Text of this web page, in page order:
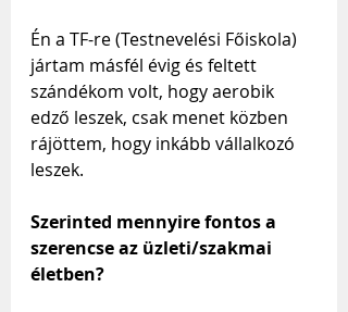
Én a TF-re (Testnevelési Főiskola)
jártam másfél évig és feltett
szándékom volt, hogy aerobik
edző leszek, csak menet közben
rájöttem, hogy inkább vállalkozó
leszek.
Szerinted mennyire fontos a
szerencse az üzleti/szakmai
életben?